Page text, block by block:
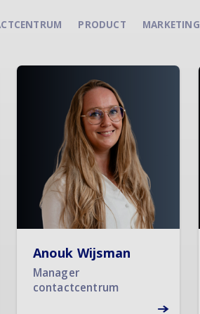
PRODUCT MARKETING
Anouk Wijsman
Manager
contactcentrum